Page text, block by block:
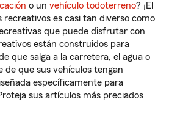
o un vehículo todoterreno? ¡El
recreativos es casi tan diverso como
que puede disfrutar con
están construidos para
que salga a la carretera, el agua o
de que sus vehículos tengan
específicamente para
sus artículos más preciados